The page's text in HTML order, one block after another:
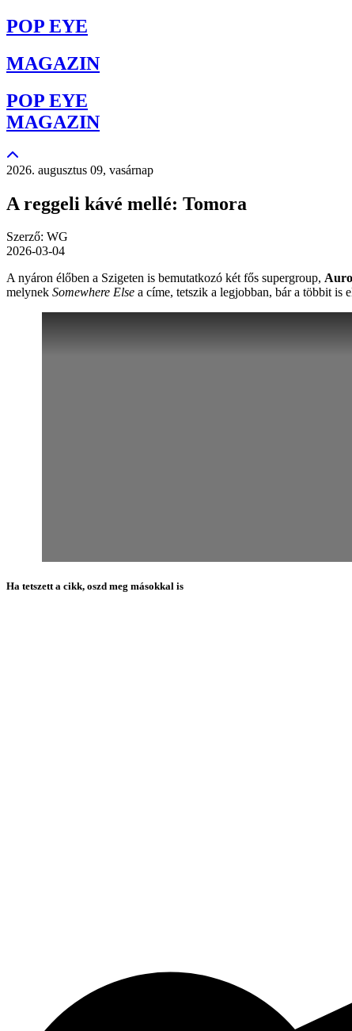
POP EYE
MAGAZIN
POP EYE
MAGAZIN
2026. augusztus 09, vasárnap
A reggeli kávé mellé: Tomora
Szerző: WG
2026-03-04
A nyáron élőben a Szigeten is bemutatkozó két fős supergroup,
melynek Somewhere Else a címe, tetszik a legjobban, bár a többit is
Ha tetszett a cikk, oszd meg másokkal is